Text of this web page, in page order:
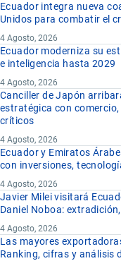
Ecuador integra nueva
Unidos para combatir el
4 Agosto, 2026
Ecuador moderniza su
e inteligencia hasta 2029
4 Agosto, 2026
Canciller de Japón
estratégica con
críticos
4 Agosto, 2026
Ecuador y Emiratos
con inversiones,
4 Agosto, 2026
Javier Milei visitará
Daniel Noboa:
4 Agosto, 2026
Las mayores
Ranking, cifras y análisis